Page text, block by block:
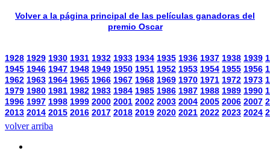
Volver a la página principal de las películas ganadoras del
premio Oscar
1928 1929 1930 1931 1932 1933 1934 1935 1936 1937 1938 1939
1945 1946 1947 1948 1949 1950 1951 1952 1953 1954 1955 1956
1962 1963 1964 1965 1966 1967 1968 1969 1970 1971 1972 1973
1979 1980 1981 1982 1983 1984 1985 1986 1987 1988 1989 1990
1996 1997 1998 1999 2000 2001 2002 2003 2004 2005 2006 2007
2013 2014 2015 2016 2017 2018 2019 2020 2021 2022 2023 2024
volver arriba